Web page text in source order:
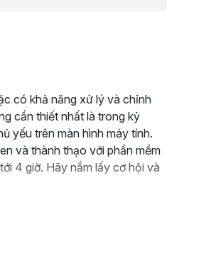
có khả năng xử lý và chỉnh
cần thiết nhất là trong kỷ
yếu trên màn hình máy tính.
và thành thạo với phần mềm
4 giờ. Hãy nắm lấy cơ hội và